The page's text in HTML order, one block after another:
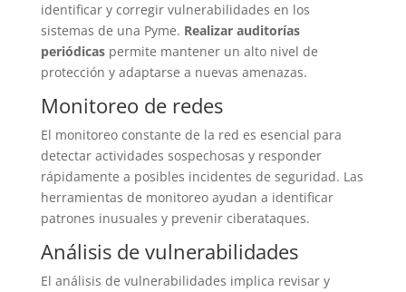
identificar y corregir vulnerabilidades en los
sistemas de una Pyme. Realizar auditorías
periódicaspermite mantener un alto nivel de
protección y adaptarse a nuevas amenazas.
Monitoreo de redes
El monitoreo constante de la red es esencial para
detectar actividades sospechosas y responder
rápidamente a posibles incidentes de seguridad. Las
herramientas de monitoreo ayudan a identificar
patrones inusuales y prevenir ciberataques.
Análisis de vulnerabilidades
El análisis de vulnerabilidades implica revisar y